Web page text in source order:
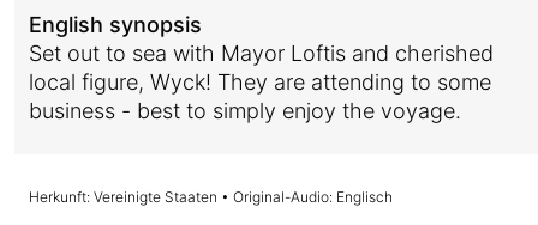
English synopsis
Set out to sea with Mayor Loftis and cherished
local figure, Wyck! They are attending to some
business - best to simply enjoy the voyage.
Herkunft: Vereinigte Staaten • Original-Audio: Englisch